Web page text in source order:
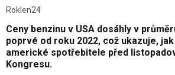
Roklen24
Ceny benzinu v USA dosáhly v
poprvé od roku 2022, což ukazuje,
americké spotřebitele před
Kongresu.